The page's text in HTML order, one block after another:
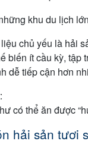
khu du lịch
chủ yếu là hải
biến ít cầu kỳ, tập
dễ tiếp cận hơn
có thể ăn được
hải sản tươi